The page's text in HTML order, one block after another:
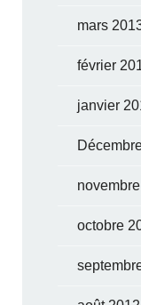
mars
février
janvier
octobre